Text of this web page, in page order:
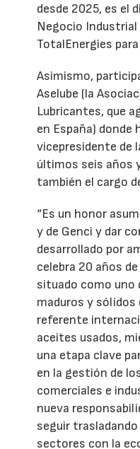
desde 2025, es el
Negocio Industrial
TotalEnergies
Asimismo,
Aselube (la
Lubricantes, que
en España) donde
vicepresidente de
últimos seis años
también el cargo
“Es un honor
y de Genci y dar
desarrollado por
celebra 20 años
situado como uno
maduros y sólidos
referente
aceites usados,
una etapa clave
en la gestión de
comerciales e
nueva
seguir
sectores con la